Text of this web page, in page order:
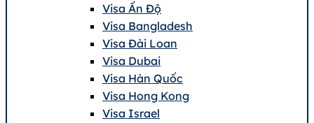
Visa Ấn Độ
Visa Bangladesh
Visa Đài Loan
Visa Dubai
Visa Hàn Quốc
Visa Hong Kong
Visa Israel